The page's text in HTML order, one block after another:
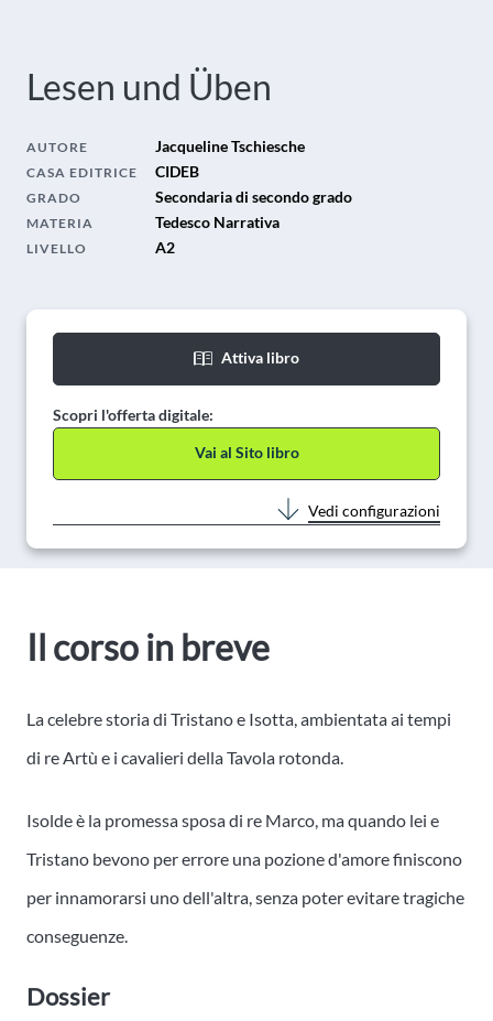
Lesen und Üben
AUTORE Jacqueline Tschiesche
CASA EDITRICE CIDEB
GRADO Secondaria di secondo grado
MATERIA Tedesco Narrativa
LIVELLO A2
Attiva libro
Scopri l'offerta digitale:
Vai al Sito libro
Vedi configurazioni
Il corso in breve
La celebre storia di Tristano e Isotta, ambientata ai tempi
di re Artù e i cavalieri della Tavola rotonda.
Isolde è la promessa sposa di re Marco, ma quando lei e
Tristano bevono per errore una pozione d'amore finiscono
per innamorarsi uno dell'altra, senza poter evitare tragiche
conseguenze.
Dossier